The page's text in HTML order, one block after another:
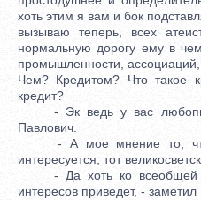
хоть этим я вам и бок
вызываю теперь, всех
нормальную дорогу ему в
промышленности,
Чем? Кредитом? Что такое
кредит?
- Эк ведь у вас
Павлович.
- А мое мнение то, что
интересуется, тот
- Да хоть ко всеобщей
интересов приведет, - заметил